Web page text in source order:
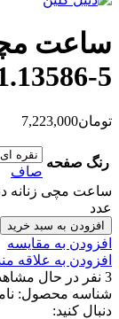
ساعت
5
تومان7,223,000
رنگ صفحه
صاف
عدد
افزودن به سبد خرید
افزودن به مقایسه
افزودن به علاقه
3 نفر در حال
شناسه محصول:
دنبال کنید: